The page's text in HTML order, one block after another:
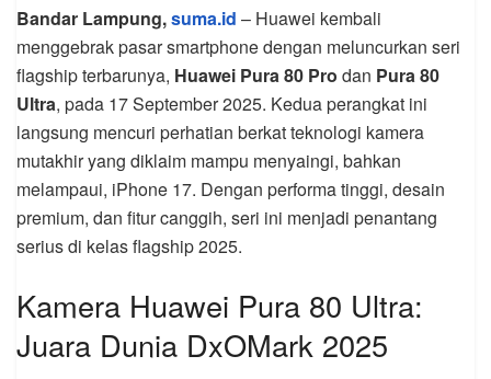
Bandar Lampung,suma.id – Huawei kembali
menggebrak pasar smartphone dengan meluncurkan seri
flagship terbarunya, Huawei Pura 80 Pro dan Pura 80
Ultra, pada 17 September 2025. Kedua perangkat ini
langsung mencuri perhatian berkat teknologi kamera
mutakhir yang diklaim mampu menyaingi, bahkan
melampaui, iPhone 17. Dengan performa tinggi, desain
premium, dan fitur canggih, seri ini menjadi penantang
serius di kelas flagship 2025.
Kamera Huawei Pura 80 Ultra:
Juara Dunia DxOMark 2025